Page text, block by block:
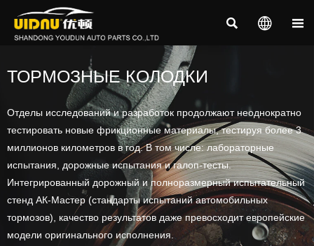
  
ТОРМОЗНЫЕ КОЛОДКИ
Отделы исследований и разработок продолжают неоднократно
тестировать новые фрикционные материалы, тестируя более 3
миллионов километров в год. В том числе: лабораторные
испытания, дорожные испытания и галоп-тесты.
Интегрированный дорожный и полноразмерный испытательный
стенд АК-Мастер (стандарты испытаний автомобильных
тормозов), качество результатов даже превосходит европейские
модели оригинального исполнения.